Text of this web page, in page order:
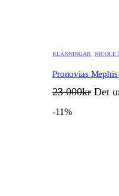
KLÄNNINGAR NICOLE
Pronovias
23 000kr Det
-11%